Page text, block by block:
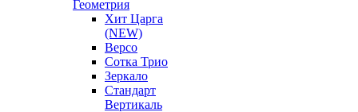
Геометрия
Хит Царга
(NEW)
Версо
Сотка Трио
Зеркало
Стандарт
Вертикаль